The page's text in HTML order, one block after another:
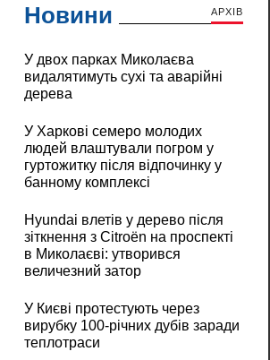
Новини АРХІВ
У двох парках Миколаєва
видалятимуть сухі та аварійні
дерева
У Харкові семеро молодих
людей влаштували погром у
гуртожитку після відпочинку у
банному комплексі
Hyundai влетів у дерево після
зіткнення з Citroën на проспекті
в Миколаєві: утворився
величезний затор
У Києві протестують через
вирубку 100-річних дубів заради
теплотраси